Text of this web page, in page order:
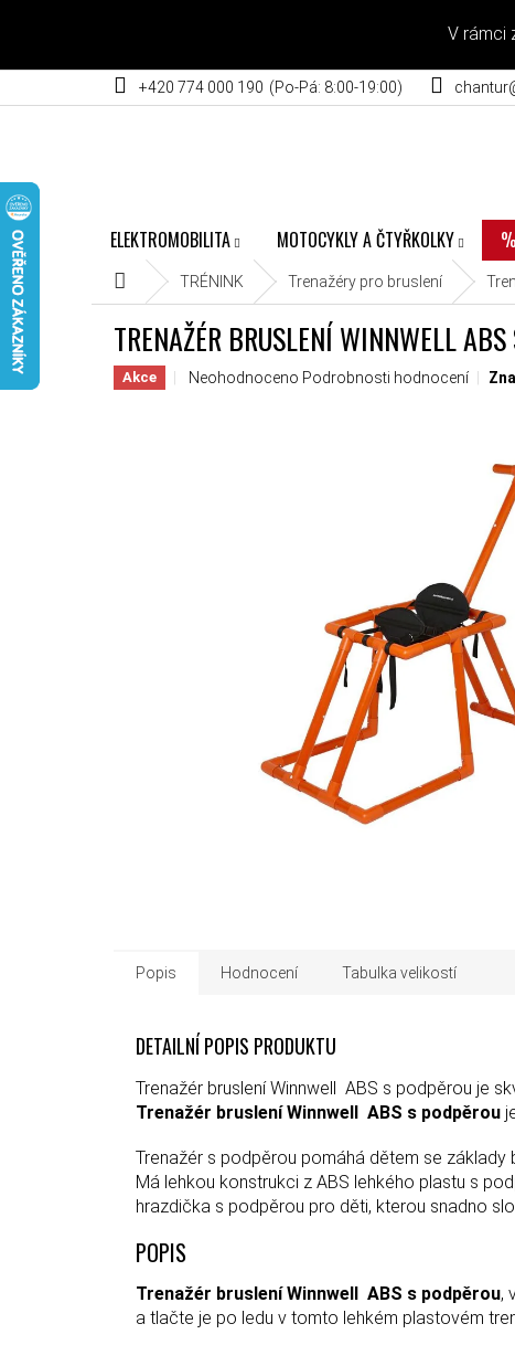
V rámci
+420 774 000 190
ELEKTROMOBILITA MOTOCYKLY A ČTYŘKOLKY
Domů TRÉNINK Trenažéry pro bruslení
TRENAŽÉR BRUSLENÍ WINNWELL ABS
Akce Průměrné hodnocení produktu je 0,0 z 5
Neohodnoceno Podrobnosti hodnocení
Popis Hodnocení Tabulka velikostí
DETAILNÍ POPIS PRODUKTU
Trenažér bruslení Winnwell ABS s podpěrou je
Trenažér bruslení Winnwell ABS s podpěrou
Trenažér s podpěrou pomáhá dětem se
Má lehkou konstrukci z ABS lehkého plastu s
hrazdička s podpěrou pro děti, kterou snadno
POPIS
Trenažér bruslení Winnwell ABS s podpěrou,
a tlačte je po ledu v tomto lehkém plastovém